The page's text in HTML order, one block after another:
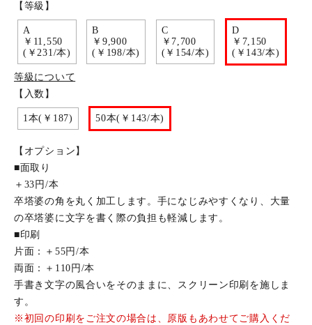
【等級】
A
￥11,550
(￥231/本)
B
￥9,900
(￥198/本)
C
￥7,700
(￥154/本)
D
￥7,150
(￥143/本)
等級について
【入数】
1本(￥187) 50本(￥143/本)
【オプション】
■面取り
＋33円/本
卒塔婆の角を丸く加工します。手になじみやすくなり、大量
の卒塔婆に文字を書く際の負担も軽減します。
■印刷
片面：＋55円/本
両面：＋110円/本
手書き文字の風合いをそのままに、スクリーン印刷を施しま
す。
※初回の印刷をご注文の場合は、原版もあわせてご購入くだ